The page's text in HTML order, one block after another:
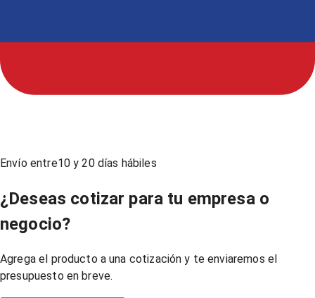
Envío entre10y20días hábiles
¿Deseas cotizar para tu empresa o
negocio?
Agrega el producto a una cotización y te enviaremos el
presupuesto en breve.